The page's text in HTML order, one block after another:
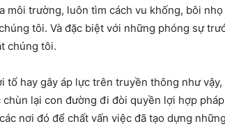
môi trường, luôn tìm cách vu khống, bôi
tôi. Và đặc biệt với những phóng sự
chúng tôi.
tố hay gây áp lực trên truyền thông như
chùn lại con đường đi đòi quyền lợi hợp
nơi đó để chất vấn việc đã tạo dựng